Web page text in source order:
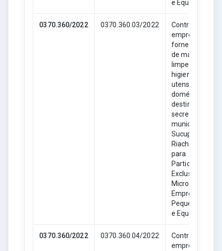
e Equiparadas.
0370.360/2022 0370.360.03/2022
Contratação de
empresa para
fornecimento
de material de
limpeza,
higiene e
utensílios
domésticos,
destinado as
secretarias
municipais de
Sucupira do
Riachão- MA,
para
Participação
Exclusiva de
Empresas de
Pequeno Porte
e Equiparadas.
0370.360/2022 0370.360.04/2022
Contratação de
empresa para